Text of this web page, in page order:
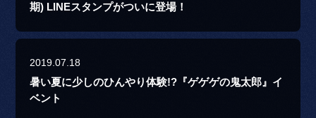
期) LINEスタンプがついに登場！
2019.07.18
暑い夏に少しのひんやり体験!?『ゲゲゲの鬼太郎』イ
ベント